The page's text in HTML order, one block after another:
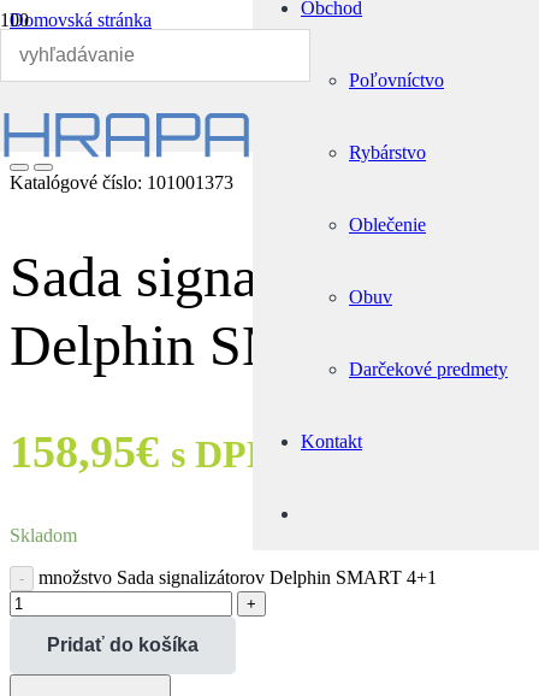
Obchod
Poľovníctvo
Rybárstvo
Oblečenie
Obuv
Darčekové predmety
Kontakt
Domovská stránka
Rybárstvo
Signalizátory záberu
Sada signalizátorov Delphin SMART 4+1
Katalógové číslo: 101001373
Sada signalizátorov
Delphin SMART 4+1
158,95€ s DPH
Skladom
množstvo Sada signalizátorov Delphin SMART 4+1
Pridať do košíka